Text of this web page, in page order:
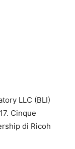
LLC (BLI)
Cinque
di Ricoh